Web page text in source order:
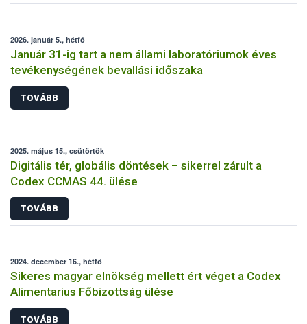
2026. január 5., hétfő
Január 31-ig tart a nem állami laboratóriumok éves
tevékenységének bevallási időszaka
TOVÁBB
2025. május 15., csütörtök
Digitális tér, globális döntések – sikerrel zárult a
Codex CCMAS 44. ülése
TOVÁBB
2024. december 16., hétfő
Sikeres magyar elnökség mellett ért véget a Codex
Alimentarius Főbizottság ülése
TOVÁBB